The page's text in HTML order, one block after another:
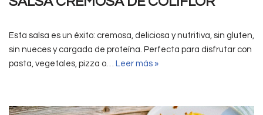
Esta salsa es un éxito: cremosa, deliciosa y nutritiva, sin gluten,
sin nueces y cargada de proteína. Perfecta para disfrutar con
pasta, vegetales, pizza o… Leer más »